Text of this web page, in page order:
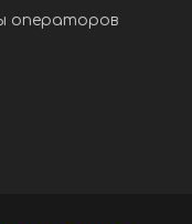
операторов